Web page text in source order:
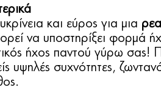
και εύρος για μια
να υποστηρίξει φορμά
ήχος παντού γύρω σας!
υψηλές συχνότητες,